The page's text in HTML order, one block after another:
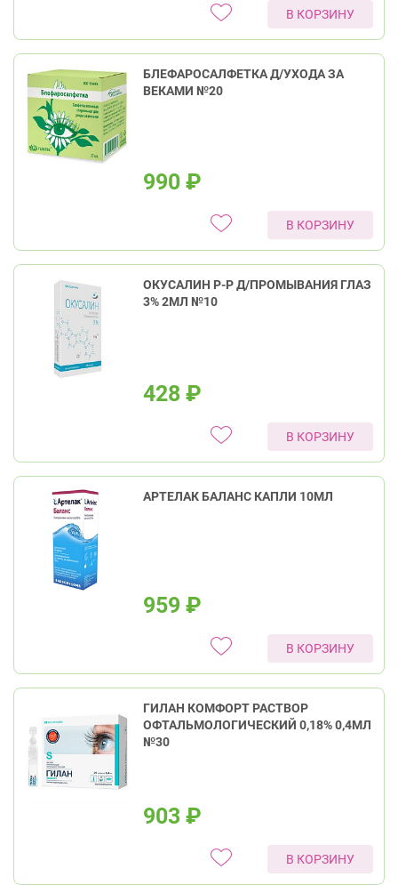
В КОРЗИНУ
БЛЕФАРОСАЛФЕТКА Д/УХОДА ЗА
ВЕКАМИ №20
990 ₽
В КОРЗИНУ
ОКУСАЛИН Р-Р Д/ПРОМЫВАНИЯ ГЛАЗ
3% 2МЛ №10
428 ₽
В КОРЗИНУ
АРТЕЛАК БАЛАНС КАПЛИ 10МЛ
959 ₽
В КОРЗИНУ
ГИЛАН КОМФОРТ РАСТВОР
ОФТАЛЬМОЛОГИЧЕСКИЙ 0,18% 0,4МЛ
№30
903 ₽
В КОРЗИНУ